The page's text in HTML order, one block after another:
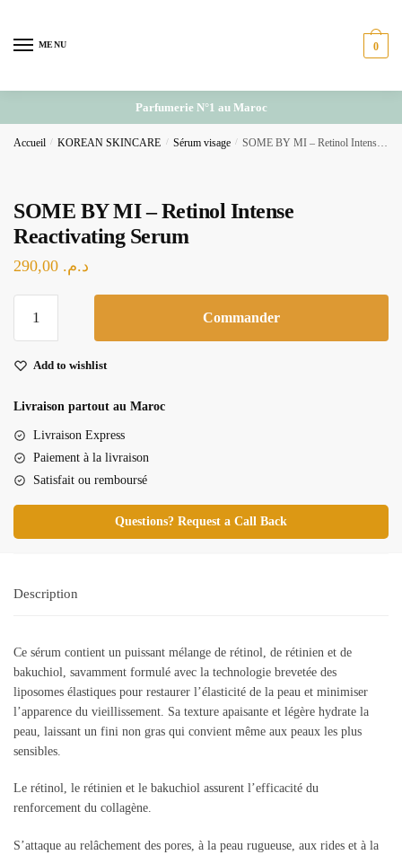
navigation
content
MENU 0
Parfumerie N°1 au Maroc
Accueil / KOREAN SKINCARE / Sérum visage / SOME BY MI – Retinol Intense Reactivating Serum
SOME BY MI – Retinol Intense
Reactivating Serum
د.م.
BY
-
Retinol
Intense
Reactivating
Commander
Add to wishlist
Livraison partout au Maroc
Livraison Express
Paiement à la livraison
Satisfait ou remboursé
Questions? Request a Call Back
Description
Ce sérum contient un puissant mélange de rétinol, de rétinien et de
bakuchiol, savamment formulé avec la technologie brevetée des
liposomes élastiques pour restaurer l’élasticité de la peau et minimiser
l’apparence du vieillissement. Sa texture apaisante et légère hydrate la
peau, laissant un fini non gras qui convient même aux peaux les plus
sensibles.
Le rétinol, le rétinien et le bakuchiol assurent l’efficacité du
renforcement du collagène.
S’attaque au relâchement des pores, à la peau rugueuse, aux rides et à la